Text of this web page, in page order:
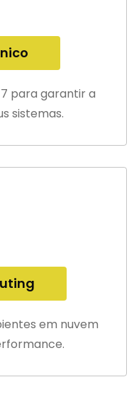
para garantir a
sistemas.
em nuvem